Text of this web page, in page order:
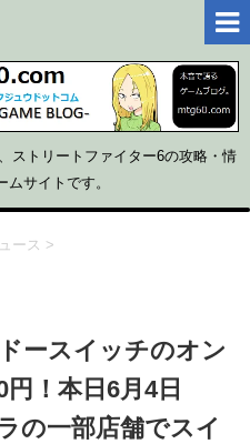
ストリートファイター6の攻略・情
サイトです。
ース >
ースイッチのオン
！本日6月4日
の一部店舗でスイ